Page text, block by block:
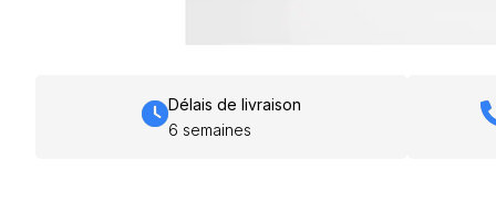
Délais de livraison
6 semaines